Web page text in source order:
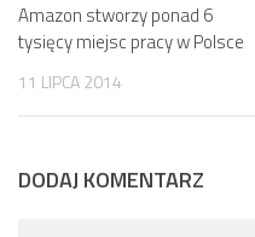
Amazon stworzy ponad 6
tysięcy miejsc pracy w Polsce
11 LIPCA 2014
DODAJ KOMENTARZ